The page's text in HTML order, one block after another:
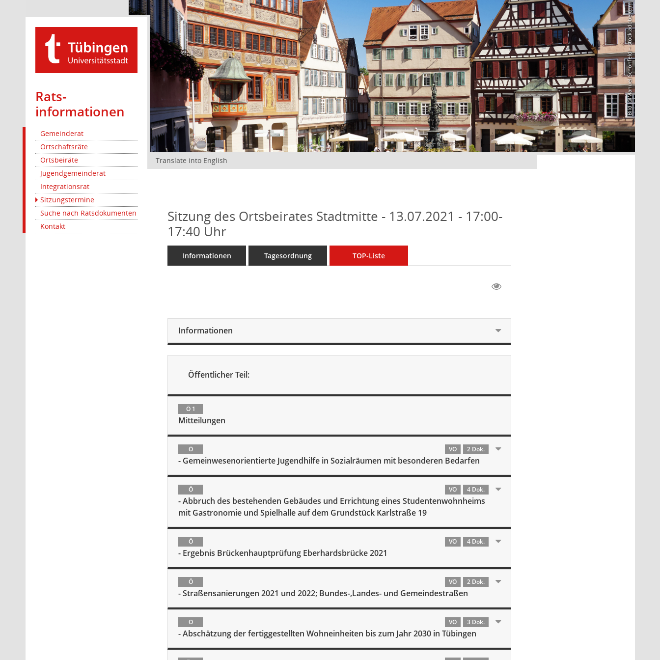
Rats­
informationen
Gemeinderat
Ortschaftsräte
Ortsbeiräte
Jugendgemeinderat
Integrationsrat
Sitzungstermine
Suche nach Ratsdokumenten
Kontakt
Bild: @Manuel Schönfeld – stock.adobe.com
Translate into English
Sitzung des Ortsbeirates Stadtmitte - 13.07.2021 - 17:00-
17:40 Uhr
Informationen Tagesordnung TOP-Liste
Informationen
Öffentlicher Teil:
Ö 1
Mitteilungen
Ö VO 2 Dok.
- Gemeinwesenorientierte Jugendhilfe in Sozialräumen mit besonderen Bedarfen
Ö VO 4 Dok.
- Abbruch des bestehenden Gebäudes und Errichtung eines Studentenwohnheims
mit Gastronomie und Spielhalle auf dem Grundstück Karlstraße 19
Ö VO 4 Dok.
- Ergebnis Brückenhauptprüfung Eberhardsbrücke 2021
Ö VO 2 Dok.
- Straßensanierungen 2021 und 2022; Bundes-,Landes- und Gemeindestraßen
Ö VO 3 Dok.
- Abschätzung der fertiggestellten Wohneinheiten bis zum Jahr 2030 in Tübingen